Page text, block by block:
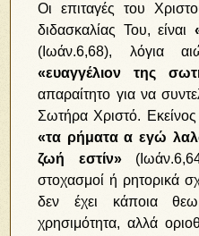
Οι επιταγές του
διδασκαλίας Του, είναι
(Ιωάν.6,68), λόγια
«ευαγγέλιον της
απαραίτητο για να
Σωτήρα Χριστό.
«τα ρήματα α εγώ
ζωή εστίν»
στοχασμοί ή ρητορικά
δεν έχει κάποια
χρησιμότητα, αλλά